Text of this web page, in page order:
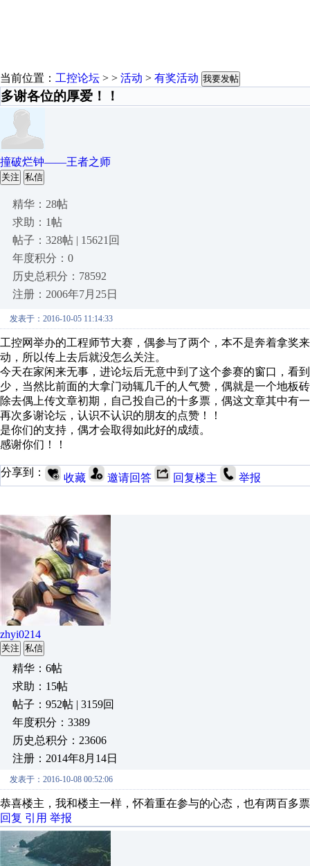
当前位置： 工控论坛 > > 活动 > 有奖活动 我要发帖
多谢各位的厚爱！！
撞破烂钟——王者之师
关注 私信
精华：28帖
求助：1帖
帖子：328帖 | 15621回
年度积分：0
历史总积分：78592
注册：2006年7月25日
发表于：2016-10-05 11:14:33
工控网举办的工程师节大赛，偶参与了两个，本不是奔着拿奖
动，所以传上去后就没怎么关注。
今天在家闲来无事，进论坛后无意中到了这个参赛的窗口，看
少，当然比前面的大拿门动辄几千的人气赞，偶就是一个地板
除去偶上传文章初期，自己投自己的十多票，偶这文章其中有
再次多谢论坛，认识不认识的朋友的点赞！！
是你们的支持，偶才会取得如此好的成绩。
感谢你们！！
分享到： 收藏 邀请回答 回复楼主 举报
zhyi0214
关注 私信
精华：6帖
求助：15帖
帖子：952帖 | 3159回
年度积分：3389
历史总积分：23606
注册：2014年8月14日
发表于：2016-10-08 00:52:06
恭喜楼主，我和楼主一样，怀着重在参与的心态，也有两百多
回复 引用 举报